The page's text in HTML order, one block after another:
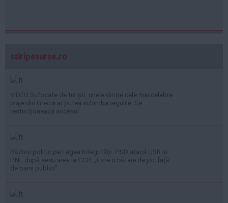
stiripesurse.ro
VIDEO Sufocate de turiști, unele dintre cele mai celebre
plaje din Grecia ar putea schimba regulile: Se
restricționează accesul
Război politic pe Legea Integrității. PSD atacă USR și
PNL după sesizarea la CCR: „Este o bătaie de joc față
de banii publici”